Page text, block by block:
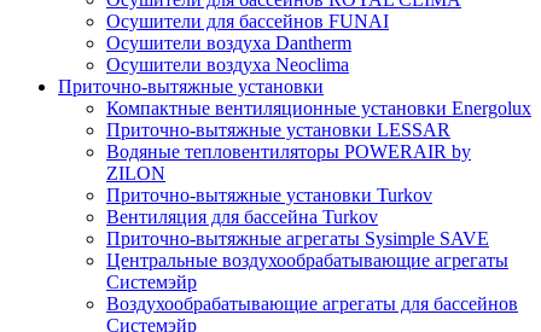
Осушители для бассейнов FUNAI
Осушители воздуха Dantherm
Осушители воздуха Neoclima
Приточно-вытяжные установки
Компактные вентиляционные установки Energolux
Приточно-вытяжные установки LESSAR
Водяные тепловентиляторы POWERAIR by
ZILON
Приточно-вытяжные установки Turkov
Вентиляция для бассейна Turkov
Приточно-вытяжные агрегаты Sysimple SAVE
Центральные воздухообрабатывающие агрегаты
Системэйр
Воздухообрабатывающие агрегаты для бассейнов
Системэйр